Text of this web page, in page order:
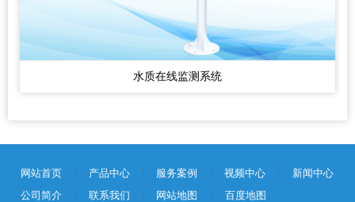
水质在线监测系统
网站首页 产品中心 服务案例 视频中心
新闻中心
公司简介
联系我们 网站地图 百度地图